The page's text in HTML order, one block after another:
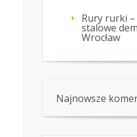
Rury rurki
stalowe
Wrocław
Najnowsze